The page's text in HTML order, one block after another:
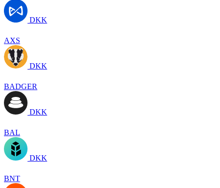
DKK
AXS
DKK
BADGER
DKK
BAL
DKK
BNT